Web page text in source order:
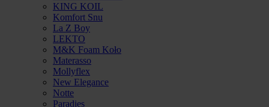
KING KOIL
Komfort Snu
La Z Boy
LEKTO
M&K Foam Koło
Materasso
Mollyflex
New Elegance
Notte
Paradies